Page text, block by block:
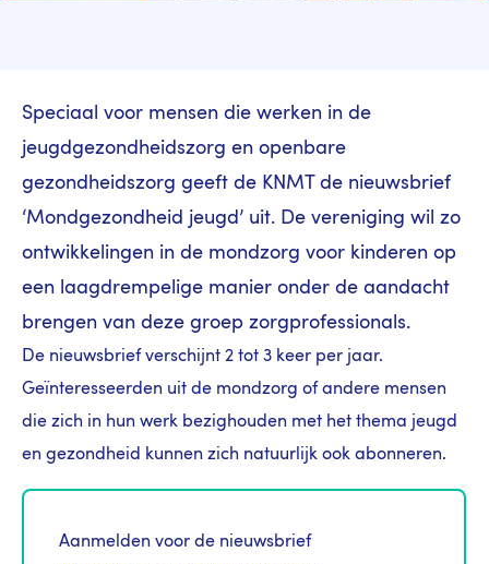
Speciaal voor mensen die werken in de
jeugdgezondheidszorg en openbare
gezondheidszorg geeft de KNMT de nieuwsbrief
‘Mondgezondheid jeugd’ uit. De vereniging wil zo
ontwikkelingen in de mondzorg voor kinderen op
een laagdrempelige manier onder de aandacht
brengen van deze groep zorgprofessionals.
De nieuwsbrief verschijnt 2 tot 3 keer per jaar.
Geïnteresseerden uit de mondzorg of andere mensen
die zich in hun werk bezighouden met het thema jeugd
en gezondheid kunnen zich natuurlijk ook abonneren.
Aanmelden voor de nieuwsbrief